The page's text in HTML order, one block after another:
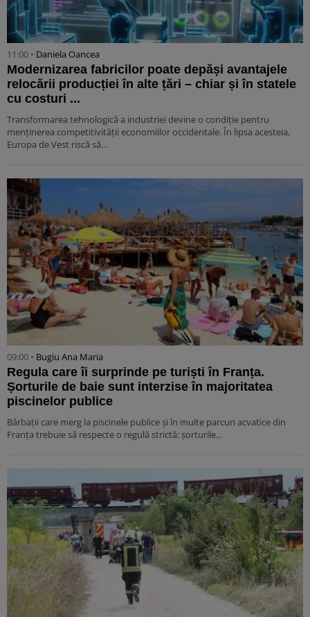
11:00 • Daniela Oancea
Modernizarea fabricilor poate depăși avantajele
relocării producției în alte țări – chiar și în statele
cu costuri ...
Transformarea tehnologică a industriei devine o condiție pentru
menținerea competitivității economiilor occidentale. În lipsa acesteia,
Europa de Vest riscă să…
09:00 • Bugiu ⁠Ana Maria
Regula care îi surprinde pe turiști în Franța.
Șorturile de baie sunt interzise în majoritatea
piscinelor publice
Bărbații care merg la piscinele publice și în multe parcuri acvatice din
Franța trebuie să respecte o regulă strictă: șorturile…